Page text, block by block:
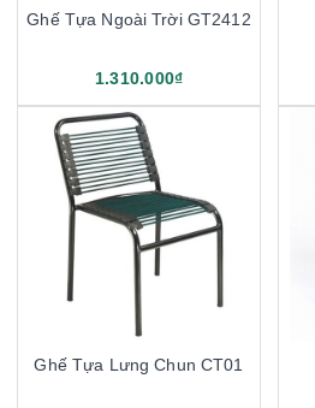
Ghế Tựa Ngoài Trời GT2412
1.310.000₫
Ghế Tựa Lưng Chun CT01